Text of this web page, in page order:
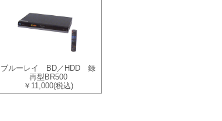
ブルーレイ BD／HDD 録
再型BR500
￥11,000(税込)